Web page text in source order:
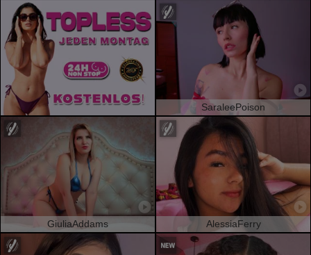
SaraleePoison
GiuliaAddams AlessiaFerry